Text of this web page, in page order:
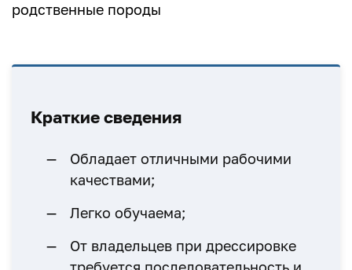
родственные породы
Краткие сведения
Обладает отличными рабочими
качествами;
Легко обучаема;
От владельцев при дрессировке